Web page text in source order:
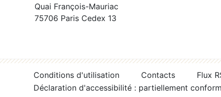
Quai François-Mauriac
75706 Paris Cedex 13
Conditions d'utilisation Contacts
Flux
Déclaration d'accessibilité : partiellement